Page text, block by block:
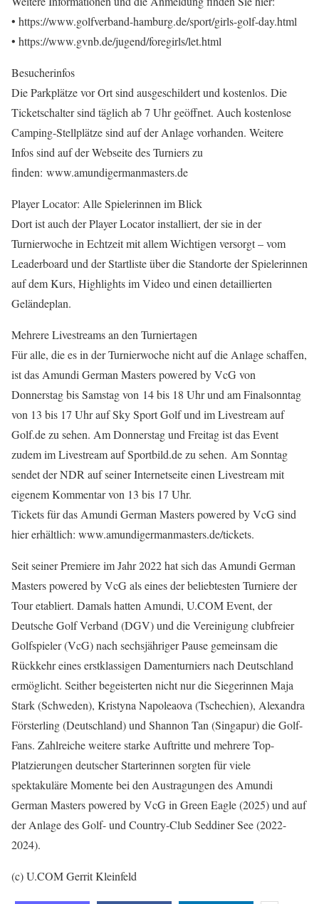
• https://www.golfverband-hamburg.de/sport/girls-golf-day.html
• https://www.gvnb.de/jugend/foregirls/let.html
Besucherinfos
Die Parkplätze vor Ort sind ausgeschildert und kostenlos. Die
Ticketschalter sind täglich ab 7 Uhr geöffnet. Auch kostenlose
Camping-Stellplätze sind auf der Anlage vorhanden. Weitere
Infos sind auf der Webseite des Turniers zu
finden: www.amundigermanmasters.de
Player Locator: Alle Spielerinnen im Blick
Dort ist auch der Player Locator installiert, der sie in der
Turnierwoche in Echtzeit mit allem Wichtigen versorgt – vom
Leaderboard und der Startliste über die Standorte der Spielerinnen
auf dem Kurs, Highlights im Video und einen detaillierten
Geländeplan.
Mehrere Livestreams an den Turniertagen
Für alle, die es in der Turnierwoche nicht auf die Anlage schaffen,
ist das Amundi German Masters powered by VcG von
Donnerstag bis Samstag von 14 bis 18 Uhr und am Finalsonntag
von 13 bis 17 Uhr auf Sky Sport Golf und im Livestream auf
Golf.de zu sehen. Am Donnerstag und Freitag ist das Event
zudem im Livestream auf Sportbild.de zu sehen. Am Sonntag
sendet der NDR auf seiner Internetseite einen Livestream mit
eigenem Kommentar von 13 bis 17 Uhr.
Tickets für das Amundi German Masters powered by VcG sind
hier erhältlich: www.amundigermanmasters.de/tickets.
Seit seiner Premiere im Jahr 2022 hat sich das Amundi German
Masters powered by VcG als eines der beliebtesten Turniere der
Tour etabliert. Damals hatten Amundi, U.COM Event, der
Deutsche Golf Verband (DGV) und die Vereinigung clubfreier
Golfspieler (VcG) nach sechsjähriger Pause gemeinsam die
Rückkehr eines erstklassigen Damenturniers nach Deutschland
ermöglicht. Seither begeisterten nicht nur die Siegerinnen Maja
Stark (Schweden), Kristyna Napoleaova (Tschechien), Alexandra
Försterling (Deutschland) und Shannon Tan (Singapur) die Golf-
Fans. Zahlreiche weitere starke Auftritte und mehrere Top-
Platzierungen deutscher Starterinnen sorgten für viele
spektakuläre Momente bei den Austragungen des Amundi
German Masters powered by VcG in Green Eagle (2025) und auf
der Anlage des Golf- und Country-Club Seddiner See (2022-
2024).
(c) U.COM Gerrit Kleinfeld